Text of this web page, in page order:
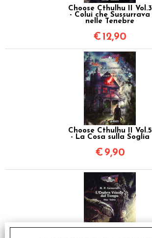
Choose Cthulhu II Vol.3
- Colui che Sussurrava
nelle Tenebre
€ 12,90
Choose Cthulhu II Vol.5
- La Cosa sulla Soglia
€ 9,90